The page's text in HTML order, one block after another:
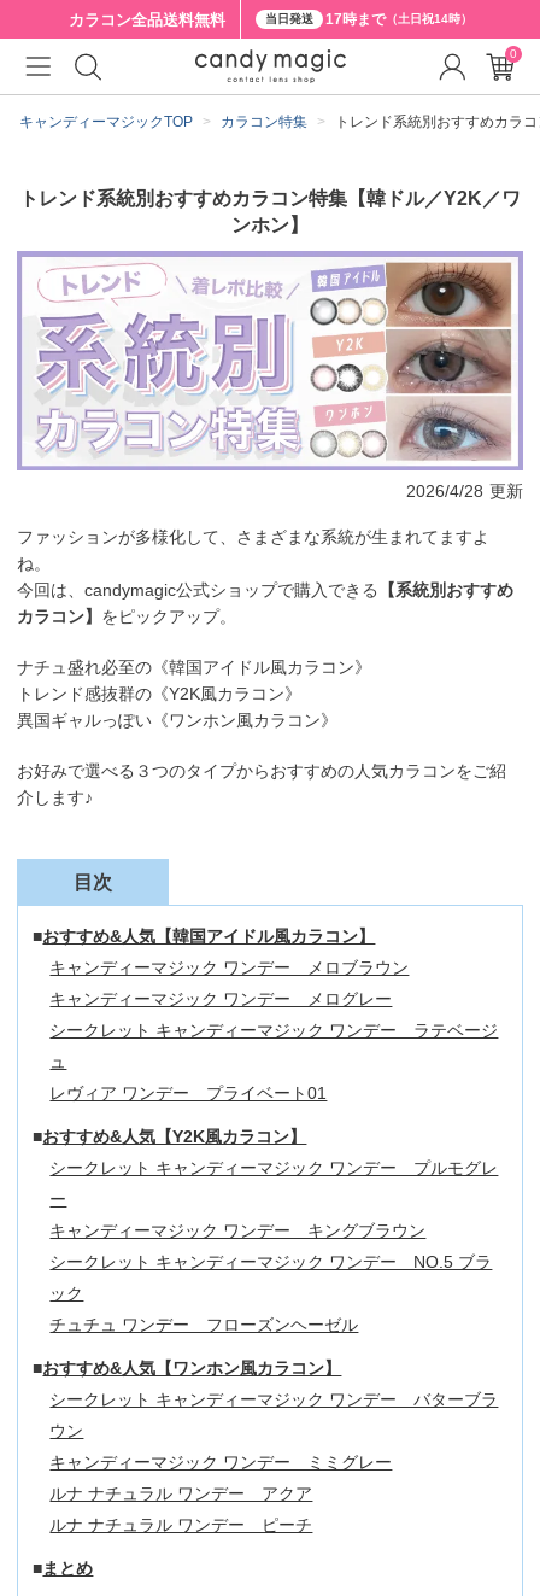
カラコン全品送料無料 当日発送 17時まで（土日祝14時）
キャンディーマジックTOP カラコン特集 トレンド系統別おすすめカラ
トレンド系統別おすすめカラコン特集【韓ドル／Y2K／ワ
ンホン】
2026/4/28 更新
ファッションが多様化して、さまざまな系統が生まれてますよ
ね。
今回は、candymagic公式ショップで購入できる
【系統別おすすめ
カラコン】 をピックアップ。
ナチュ盛れ必至の《韓国アイドル風カラコン》
トレンド感抜群の《Y2K風カラコン》
異国ギャルっぽい《ワンホン風カラコン》
お好みで選べる３つのタイプからおすすめの人気カラコンをご紹
介します♪
目次
おすすめ&人気【韓国アイドル風カラコン】
キャンディーマジック ワンデー メロブラウン
キャンディーマジック ワンデー メログレー
シークレット キャンディーマジック ワンデー ラテベージ
ュ
レヴィア ワンデー プライベート01
おすすめ&人気【Y2K風カラコン】
シークレット キャンディーマジック ワンデー プルモグレ
ー
キャンディーマジック ワンデー キングブラウン
シークレット キャンディーマジック ワンデー NO.5 ブラ
ック
チュチュ ワンデー フローズンヘーゼル
おすすめ&人気【ワンホン風カラコン】
シークレット キャンディーマジック ワンデー バターブラ
ウン
キャンディーマジック ワンデー ミミグレー
ルナ ナチュラル ワンデー アクア
ルナ ナチュラル ワンデー ピーチ
まとめ
0